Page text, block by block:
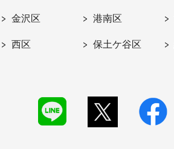
金沢区 港南区
西区 保土ケ谷区